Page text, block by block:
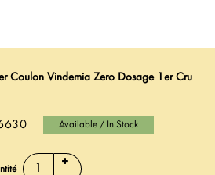
Coulon Vindemia Zero Dosage 1er Cru
Available / In Stock